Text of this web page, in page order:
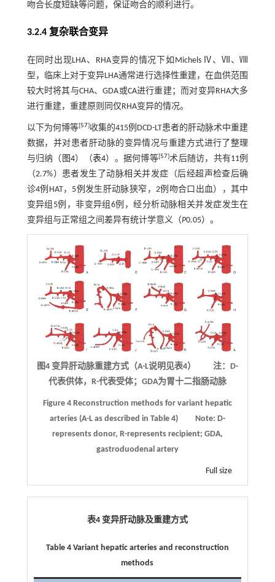
吻合长度短缺等问题，保证吻合的顺利进行。
3.2.4 复杂联合变异
在同时出现LHA、RHA变异的情况下如Michels Ⅳ、Ⅶ、Ⅷ
型，临床上对于变异LHA通常进行选择性重建，在血供范围
较大时将其与CHA、GDA或CA进行重建；而对变异RHA大多
进行重建，重建原则同仅RHA变异的情况。
以下为何博等[57]收集的415例DCD-LT患者的肝动脉术中重建
数据，并对患者肝动脉的变异情况与重建方式进行了整理
与归纳（ 图4）（表4）。据何博等[57]术后随访，共有11例
（2.7%）患者发生了动脉相关并发症（后经超声检查后确
诊4例HAT，5例发生肝动脉狭窄，2例吻合口出血），其中
变异组5例，非变异组6例，经分析动脉相关并发症发生在
变异组与正常组之间差异有统计学意义（P0.05）。
图4 变异肝动脉重建方式（A-L说明见表4） 注：D-
代表供体，R-代表受体；GDA为胃十二指肠动脉
Figure 4 Reconstruction methods for variant hepatic
arteries (A-L as described in Table 4)Note: D-
represents donor, R-represents recipient; GDA,
gastroduodenal artery
Full size
表4 变异肝动脉及重建方式
Table 4 Variant hepatic arteries and reconstruction
methods